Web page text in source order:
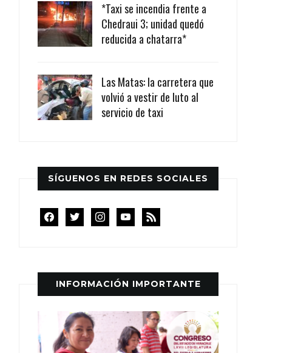
*Taxi se incendia frente a
Chedraui 3; unidad quedó
reducida a chatarra*
Las Matas: la carretera que
volvió a vestir de luto al
servicio de taxi
SÍGUENOS EN REDES SOCIALES
facebooktwitterinstagramyoutube
rss
INFORMACIÓN IMPORTANTE